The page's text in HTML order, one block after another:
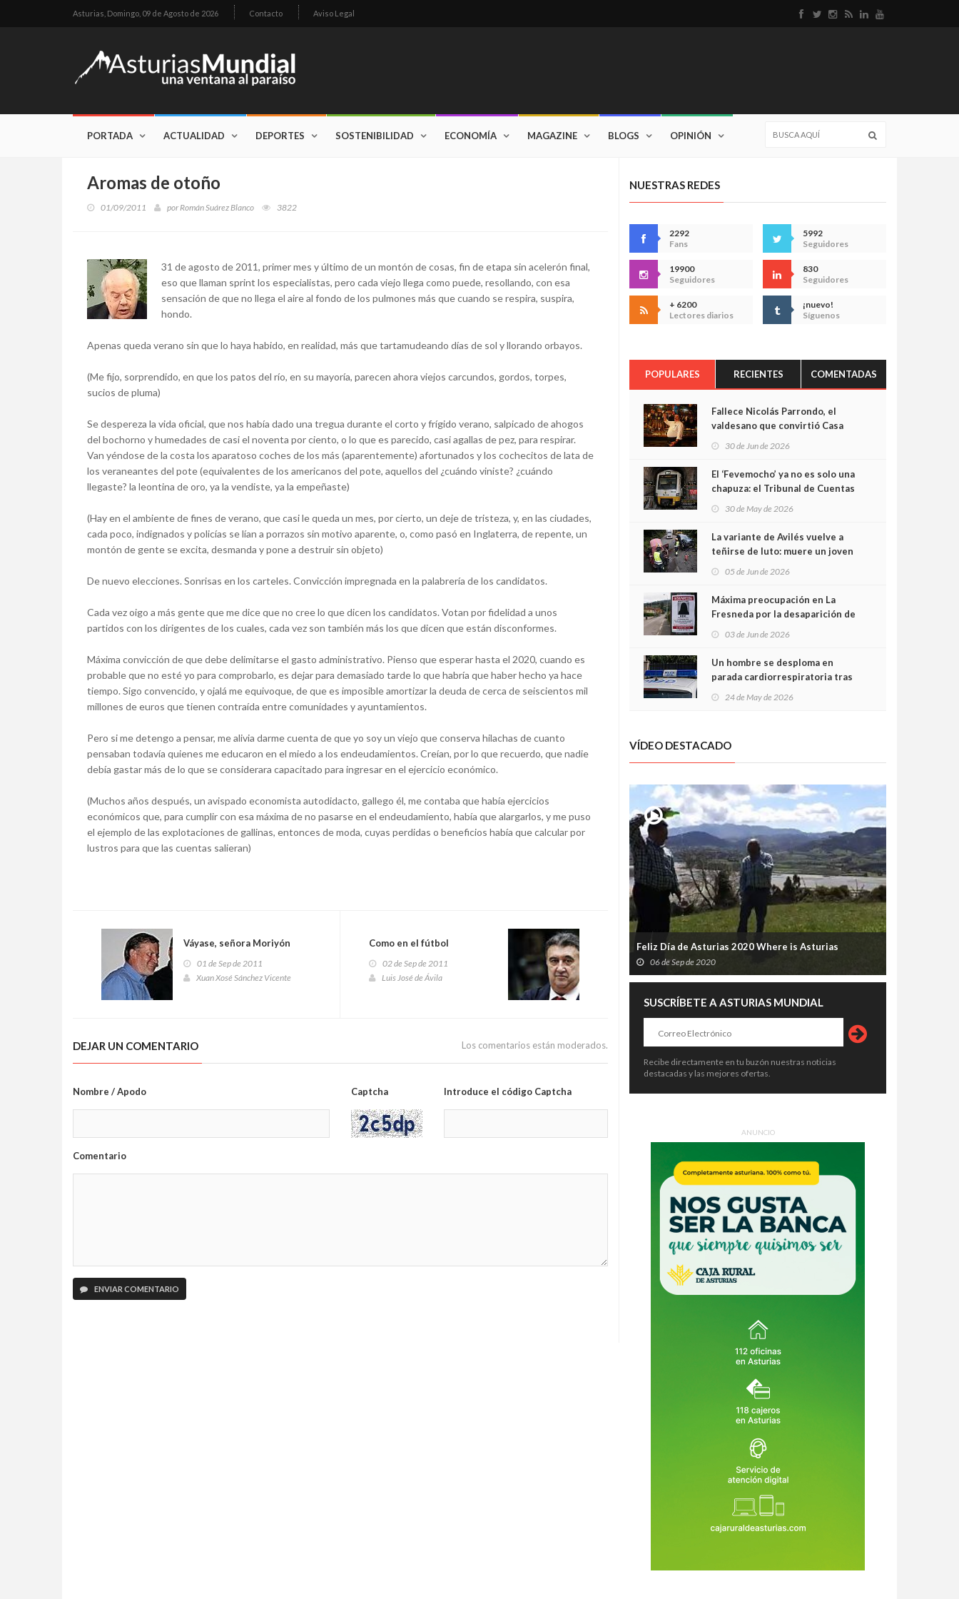
Asturias, Domingo, 09 de Agosto de 2026 Contacto Aviso Legal
PORTADA ACTUALIDAD DEPORTES SOSTENIBILIDAD ECONOMÍA MAGAZINE BLOGS OPINIÓN
Aromas de otoño
01/09/2011 porRomán Suárez Blanco 3822
31 de agosto de 2011, primer mes y último de un montón de cosas, fin de etapa sin acelerón final,
eso que llaman sprint los especialistas, pero cada viejo llega como puede, resollando, con esa
sensación de que no llega el aire al fondo de los pulmones más que cuando se respira, suspira,
hondo.
Apenas queda verano sin que lo haya habido, en realidad, más que tartamudeando días de sol y llorando orbayos.
(Me fijo, sorprendido, en que los patos del río, en su mayoría, parecen ahora viejos carcundos, gordos, torpes,
sucios de pluma)
Se despereza la vida oficial, que nos había dado una tregua durante el corto y frígido verano, salpicado de ahogos
del bochorno y humedades de casi el noventa por ciento, o lo que es parecido, casi agallas de pez, para respirar.
Van yéndose de la costa los aparatoso coches de los más (aparentemente) afortunados y los cochecitos de lata de
los veraneantes del pote (equivalentes de los americanos del pote, aquellos del ¿cuándo viniste? ¿cuándo
llegaste? la leontina de oro, ya la vendiste, ya la empeñaste)
(Hay en el ambiente de fines de verano, que casi le queda un mes, por cierto, un deje de tristeza, y, en las ciudades,
cada poco, indignados y policías se lían a porrazos sin motivo aparente, o, como pasó en Inglaterra, de repente, un
montón de gente se excita, desmanda y pone a destruir sin objeto)
De nuevo elecciones. Sonrisas en los carteles. Convicción impregnada en la palabrería de los candidatos.
Cada vez oigo a más gente que me dice que no cree lo que dicen los candidatos. Votan por fidelidad a unos
partidos con los dirigentes de los cuales, cada vez son también más los que dicen que están disconformes.
Máxima convicción de que debe delimitarse el gasto administrativo. Pienso que esperar hasta el 2020, cuando es
probable que no esté yo para comprobarlo, es dejar para demasiado tarde lo que habría que haber hecho ya hace
tiempo. Sigo convencido, y ojalá me equivoque, de que es imposible amortizar la deuda de cerca de seiscientos mil
millones de euros que tienen contraída entre comunidades y ayuntamientos.
Pero si me detengo a pensar, me alivia darme cuenta de que yo soy un viejo que conserva hilachas de cuanto
pensaban todavía quienes me educaron en el miedo a los endeudamientos. Creían, por lo que recuerdo, que nadie
debía gastar más de lo que se considerara capacitado para ingresar en el ejercicio económico.
(Muchos años después, un avispado economista autodidacto, gallego él, me contaba que había ejercicios
económicos que, para cumplir con esa máxima de no pasarse en el endeudamiento, había que alargarlos, y me puso
el ejemplo de las explotaciones de gallinas, entonces de moda, cuyas perdidas o beneficios había que calcular por
lustros para que las cuentas salieran)
Váyase, señora Moriyón
01 de Sep de 2011
Xuan Xosé Sánchez Vicente
Como en el fútbol
02 de Sep de 2011
Luis José de Ávila
DEJAR UN COMENTARIO Los comentarios están moderados.
Nombre / Apodo Captcha Introduce el código Captcha
Comentario
ENVIAR COMENTARIO
NUESTRAS REDES
2292
Fans
5992
Seguidores
19900
Seguidores
830
Seguidores
+ 6200
Lectores diarios
¡nuevo!
Síguenos
POPULARES RECIENTES COMENTADAS
Fallece Nicolás Parrondo, el
valdesano que convirtió Casa
30 de Jun de 2026
El ‘Fevemocho’ ya no es solo una
chapuza: el Tribunal de Cuentas
sobrecoste de los trenes que no
cabían por los túneles
30 de May de 2026
La variante de Avilés vuelve a
teñirse de luto: muere un joven
05 de Jun de 2026
Máxima preocupación en La
Fresneda por la desaparición de
03 de Jun de 2026
Un hombre se desploma en
parada cardiorrespiratoria tras
24 de May de 2026
VÍDEO DESTACADO
Feliz Día de Asturias 2020 Where is Asturias
06 de Sep de 2020
SUSCRÍBETE A ASTURIAS MUNDIAL
Recibe directamente en tu buzón nuestras noticias
destacadas y las mejores ofertas.
ANUNCIO